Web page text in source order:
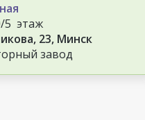
5 этаж
23, Минск
завод